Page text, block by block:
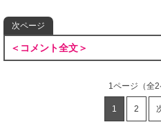
次ページ
＜コメント全文＞
1ページ （全
1 2